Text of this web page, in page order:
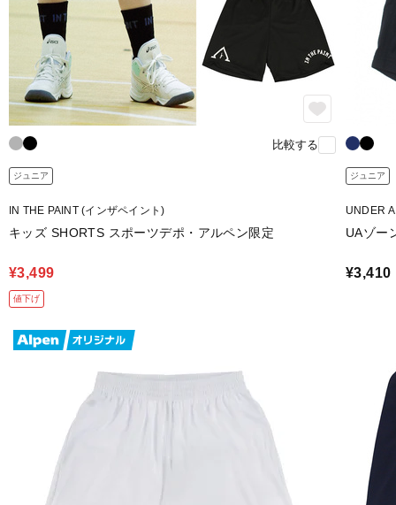
比較する
ジュニア
IN THE PAINT (インザペイント)
キッズ SHORTS スポーツデポ・アルペン限定
¥3,499
値下げ
ジュニア
UNDER
UAゾー
¥3,410